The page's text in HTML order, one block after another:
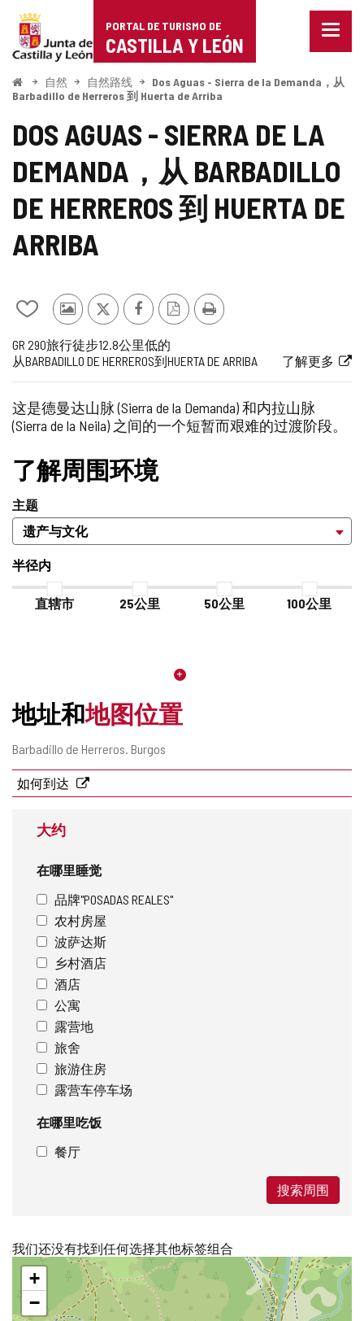
Portal
de
Turismo
de
Castilla
León
PORTAL DE TURISMO DE
CASTILLA Y LEÓN
菜
关
航
选
开
始
自然 自然路线
Dos Aguas - Sierra de la Demanda，从
Barbadillo de Herreros 到 Huerta de Arriba
DOS AGUAS - SIERRA DE LA
DEMANDA，从 BARBADILLO
DE HERREROS 到 HUERTA DE
ARRIBA
从
的
笔
记
中
添
删
除
其
游
客
的
片
推
Facebook
PDF
打
航
线
代
码
GR 290
旅
行
旅行
一
半
徒步
长
度
12.8公里
路
线
难
度
低的
路
线
从BARBADILLO DE HERREROS到HUERTA DE ARRIBA
链
接
到
外
部
网
了解更多
这是德曼达山脉 (Sierra de la Demanda) 和内拉山脉
(Sierra de la Neila) 之间的一个短暂而艰难的过渡阶段。
了解周围环境
主题
半径内
直辖市 25公里 50公里 100公里
地址和地图位置
邮
地
址
Barbadillo de Herreros. Burgos
如何到达
大约
在哪里睡觉
品牌"POSADAS REALES"
农村房屋
波萨达斯
乡村酒店
酒店
公寓
露营地
旅舍
旅游住房
露营车停车场
在哪里吃饭
餐厅
搜索周围
我们还没有找到任何选择其他标签组合
跳
地
图
+
−